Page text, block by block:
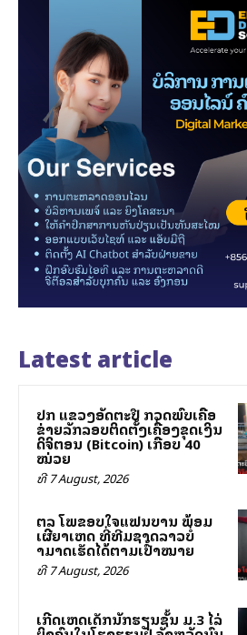
Latest article
ປກສ ແຂວງອັດຕະປື ກວດພົບເຄືອ
ຂ່າຍລັກລອບຕິດຕັ້ງເຄື່ອງຂຸດເງິນ
ດິຈິຕອນ (Bitcoin) ເກືອບ 40
ໝ່ວຍ
ທີ 7 August, 2026
ສຕລ ໂພສຂອບໃຈແຟນບານ ພ້ອມ
ເຜີຍສາເຫດ ທີ່ທີມຊາດລາວບໍ່
ສາມາດເຮັດໄດ້ຕາມເປົ້າໝາຍ
ທີ 7 August, 2026
ເກີດເຫດເດັກນັກຮຽນຊັ້ນ ມ.3 ໄລ່